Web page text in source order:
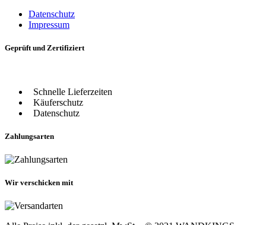
Datenschutz
Impressum
Geprüft und Zertifiziert
Schnelle Lieferzeiten
Käuferschutz
Datenschutz
Zahlungsarten
Wir verschicken mit